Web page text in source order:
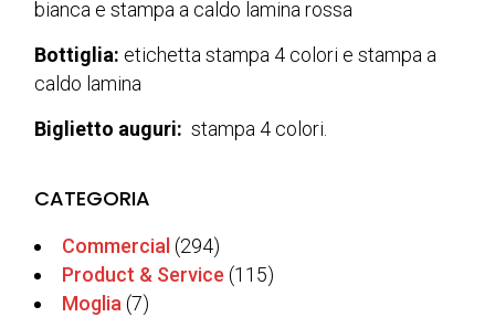
bianca e stampa a caldo lamina rossa
Bottiglia: etichetta stampa 4 colori e stampa a
caldo lamina
Biglietto auguri: stampa 4 colori.
CATEGORIA
Commercial (294)
Product & Service (115)
Moglia (7)